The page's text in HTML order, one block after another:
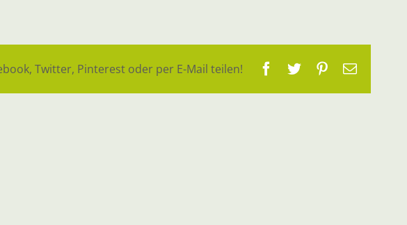
Twitter, Pinterest oder per E-Mail teilen! Facebook
TwitterPinterest
E-